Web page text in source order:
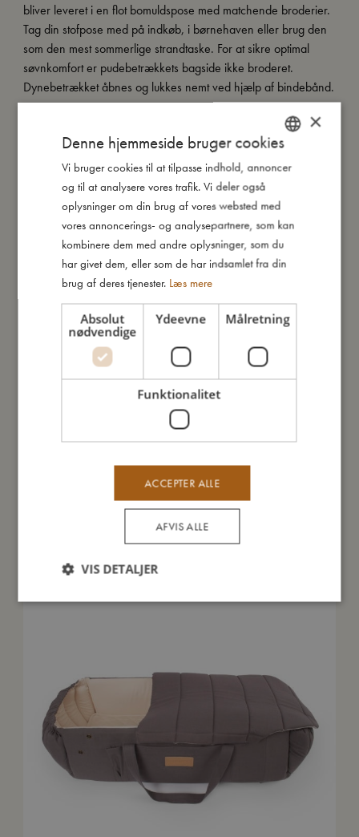
bliver leveret i en flot bomuldspose med matchende broderier.
Tag din stofpose med på indkøb, i børnehaven eller brug den
som den mest sommerlige strandtaske. For at sikre optimal
søvnkomfort er pudebetrækkets bagside ikke broderet.
Dynebetrækket åbnes og lukkes nemt ved hjælp af bindebånd.
- Lavet af 100% økologisk bomuld.
- GOTS organic certificeret af CERES-0300.
- Pudebetræk: 40 x 45 cm
- Dynebetræk: 100 x 140 cm
Så stor er jeg
Jeg er lavet af
Sådan plejer du mig
Du vil måske også kunne lide
DANISH
GERMAN
×
Denne hjemmeside bruger cookies
Vi bruger cookies til at tilpasse indhold, annoncer
og til at analysere vores trafik. Vi deler også
oplysninger om din brug af vores websted med
vores annoncerings- og analysepartnere, som kan
kombinere dem med andre oplysninger, som du
har givet dem, eller som de har indsamlet fra din
brug af deres tjenester. Læs mere
Absolut
nødvendige
Ydeevne Målretning
Funktionalitet
ACCEPTER ALLE
AFVIS ALLE
VIS DETALJER